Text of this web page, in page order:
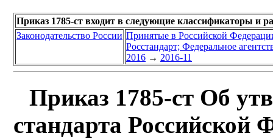
Приказ 1785-ст входит в следующие классификаторы и
Законодательство России Принятые в Российской
Росстандарт; Федеральное
2016 → 2016-11
Приказ 1785-ст Об
стандарта Российской